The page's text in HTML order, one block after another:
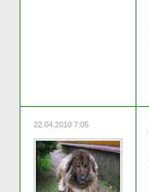
22.04.2010 7:05